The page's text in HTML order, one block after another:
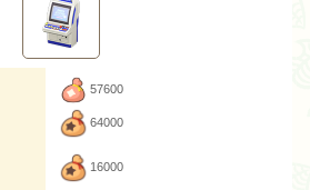
57600
64000
16000